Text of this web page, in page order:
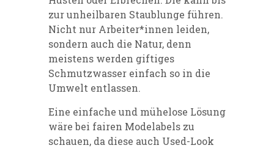
zur unheilbaren Staublunge führen.
Nicht nur Arbeiter*innen leiden,
sondern auch die Natur, denn
meistens werden giftiges
Schmutzwasser einfach so in die
Umwelt entlassen.
Eine einfache und mühelose Lösung
wäre bei fairen Modelabels zu
schauen, da diese auch Used-Look